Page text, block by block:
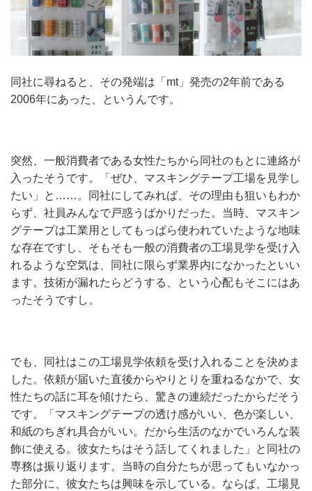
同社に尋ねると、その発端は「mt」発売の2年前である
2006年にあった、というんです。
突然、一般消費者である女性たちから同社のもとに連絡が
入ったそうです。「ぜひ、マスキングテープ工場を見学し
たい」と……。同社にしてみれば、その理由も狙いもわか
らず、社員みんなで戸惑うばかりだった。当時、マスキン
グテープは工業用としてもっぱら使われていたような地味
な存在ですし、そもそも一般の消費者の工場見学を受け入
れるような空気は、同社に限らず業界内になかったといい
ます。技術が漏れたらどうする、という心配もそこにはあ
ったそうですし。
でも、同社はこの工場見学依頼を受け入れることを決めま
した。依頼が届いた直後からやりとりを重ねるなかで、女
性たちの話に耳を傾けたら、驚きの連続だったからだそう
です。「マスキングテープの透け感がいい、色が楽しい、
和紙のちぎれ具合がいい。だから生活のなかでいろんな装
飾に使える。彼女たちはそう話してくれました」と同社の
専務は振り返ります。当時の自分たちが思ってもいなかっ
た部分に、彼女たちは興味を示している。ならば、工場見